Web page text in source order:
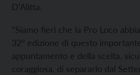
D’Alitta.
“Siamo fieri che la Pro Loco
32° edizione di questo
appuntamento e della scelta,
coraggiosa, di separarlo dal